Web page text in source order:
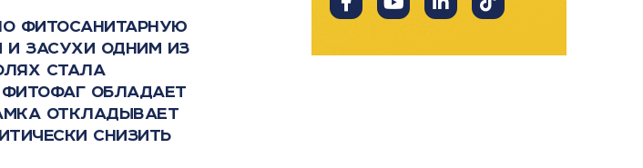
фитосанитарную
засухи одним из
стала
обладает
откладывает
снизить